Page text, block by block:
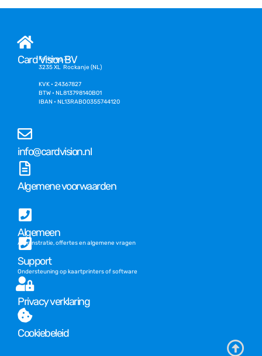
Card Vision BV
Kerkweg 32
3235 XL Rockanje (NL)
KVK • 24367827
BTW • NL813798140B01
IBAN • NL13RABO0355744120
info@cardvision.nl
Algemene voorwaarden
Algemeen
Adminstratie, offertes en algemene vragen
Support
Ondersteuning op kaartprinters of software
Privacy verklaring
Cookiebeleid